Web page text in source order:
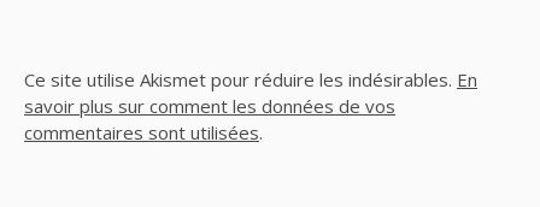
Ce site utilise Akismet pour réduire les indésirables. En
savoir plus sur comment les données de vos
commentaires sont utilisées.